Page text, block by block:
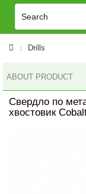
Drills
ABOUT PRODUCT
Свердло по
хвостовик